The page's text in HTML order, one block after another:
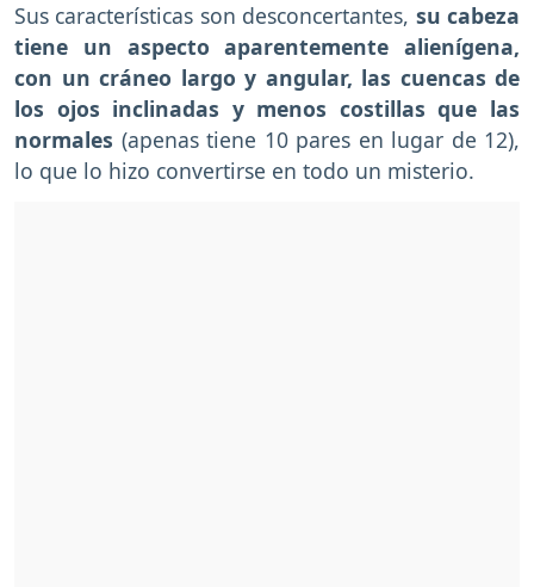
Sus características son desconcertantes, su cabeza
tiene un aspecto aparentemente alienígena,
con un cráneo largo y angular, las cuencas de
los ojos inclinadas y menos costillas que las
normales (apenas tiene 10 pares en lugar de 12),
lo que lo hizo convertirse en todo un misterio.